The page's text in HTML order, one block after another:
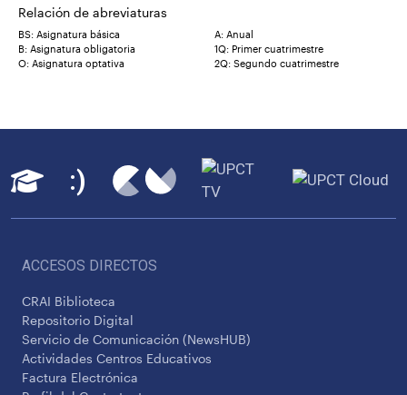
Relación de abreviaturas
BS: Asignatura básica
B: Asignatura obligatoria
O: Asignatura optativa
A: Anual
1Q: Primer cuatrimestre
2Q: Segundo cuatrimestre
ACCESOS DIRECTOS
CRAI Biblioteca
Repositorio Digital
Servicio de Comunicación (NewsHUB)
Actividades Centros Educativos
Factura Electrónica